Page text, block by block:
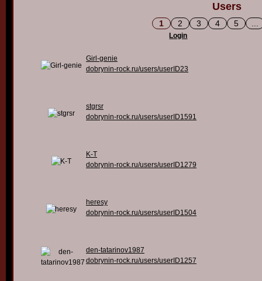
Users
1 2 3 4 5
Login
Girl-genie
dobrynin-rock.ru/users/userID23
stgrsr
dobrynin-rock.ru/users/userID1591
K-T
dobrynin-rock.ru/users/userID1279
heresy
dobrynin-rock.ru/users/userID1504
den-tatarinov1987
dobrynin-rock.ru/users/userID1257